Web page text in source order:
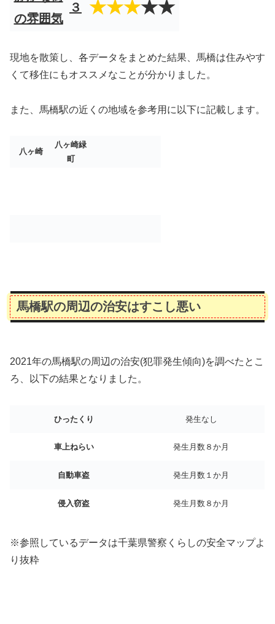
の雰囲気
３ ★★★★★
現地を散策し、各データをまとめた結果、馬橋は住みやす
くて移住にもオススメなことが分かりました。
また、馬橋駅の近くの地域を参考用に以下に記載します。
八ヶ崎
八ヶ崎緑
町
馬橋駅の周辺の治安はすこし悪い
2021年の馬橋駅の周辺の治安(犯罪発生傾向)を調べたとこ
ろ、以下の結果となりました。
ひったくり 発生なし
車上ねらい 発生月数８か月
自動車盗 発生月数１か月
侵入窃盗 発生月数８か月
※参照しているデータは千葉県警察くらしの安全マップよ
り抜粋